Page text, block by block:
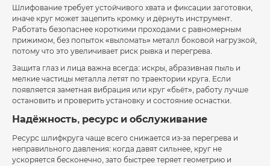
Шлифование требует устойчивого хвата и фиксации заготовки,
иначе круг может зацепить кромку и дёрнуть инструмент.
Работать безопаснее короткими проходами с равномерным
прижимом, без попыток «выломать» металл боковой нагрузкой,
потому что это увеличивает риск рывка и перегрева.
Защита глаз и лица важна всегда: искры, абразивная пыль и
мелкие частицы металла летят по траектории круга. Если
появляется заметная вибрация или круг «бьёт», работу лучше
остановить и проверить установку и состояние оснастки.
Надёжность, ресурс и обслуживание
Ресурс шлифкруга чаще всего снижается из-за перегрева и
неправильного давления: когда давят сильнее, круг не
ускоряется бесконечно, зато быстрее теряет геометрию и